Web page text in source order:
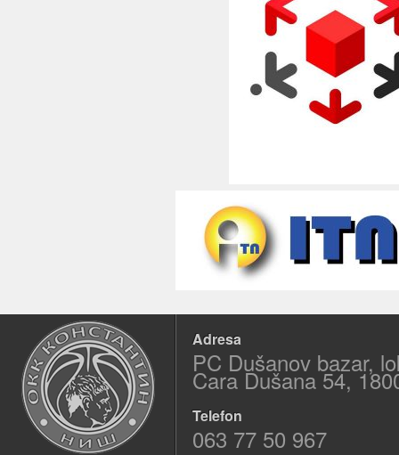
Adresa
PC Dušanov bazar,
Cara Dušana 54,
Telefon
063 77 50 967